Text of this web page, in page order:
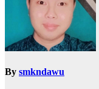
By smkndawu